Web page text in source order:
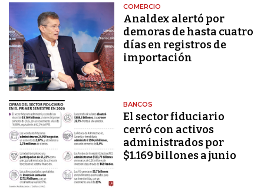
COMERCIO
Analdex alertó por
demoras de hasta cuatro
días en registros de
importación
BANCOS
El sector fiduciario
cerró con activos
administrados por
$1.169 billones a junio